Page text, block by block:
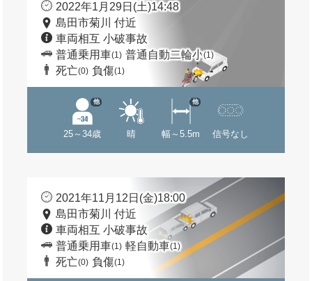
2022年1月29日(土)14:48
島田市菊川 付近
車両相互 小破事故
普通乗用車(1) 普通自動二輪小(1)
死亡(0) 負傷(1)
25～34歳
他
晴 幅～5.5m
他
信号なし
2021年11月12日(金)18:00
島田市菊川 付近
車両相互 小破事故
普通乗用車(1) 軽自動車(1)
死亡(0) 負傷(1)